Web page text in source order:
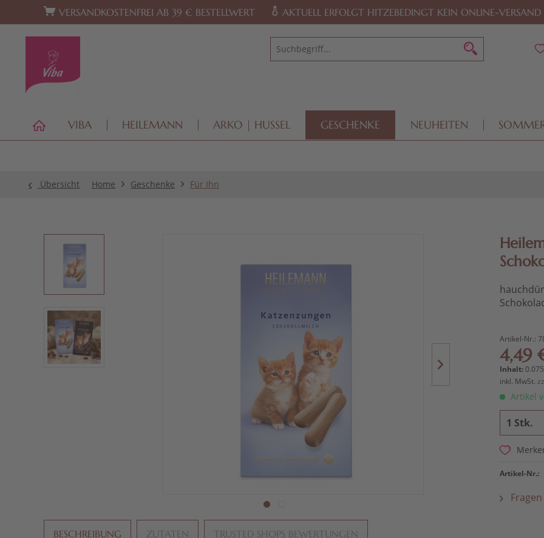
Zur Hauptnavigation springen Zum Footer springen
VERSANDKOSTENFREI AB 39 € BESTELLWERT AKTUELL ERFOLGT HITZEBEDINGT KEIN ONLINE-VERSAND
VIBA HEILEMANN ARKO | HUSSEL GESCHENKE NEUHEITEN
Übersicht Home Geschenke Für Ihn
Artikel-Nr.:
4,49
Inhalt:
inkl. MwSt.
Artikel
Artikel-Nr.:
BESCHREIBUNG ZUTATEN TRUSTED SHOPS BEWERTUNGEN